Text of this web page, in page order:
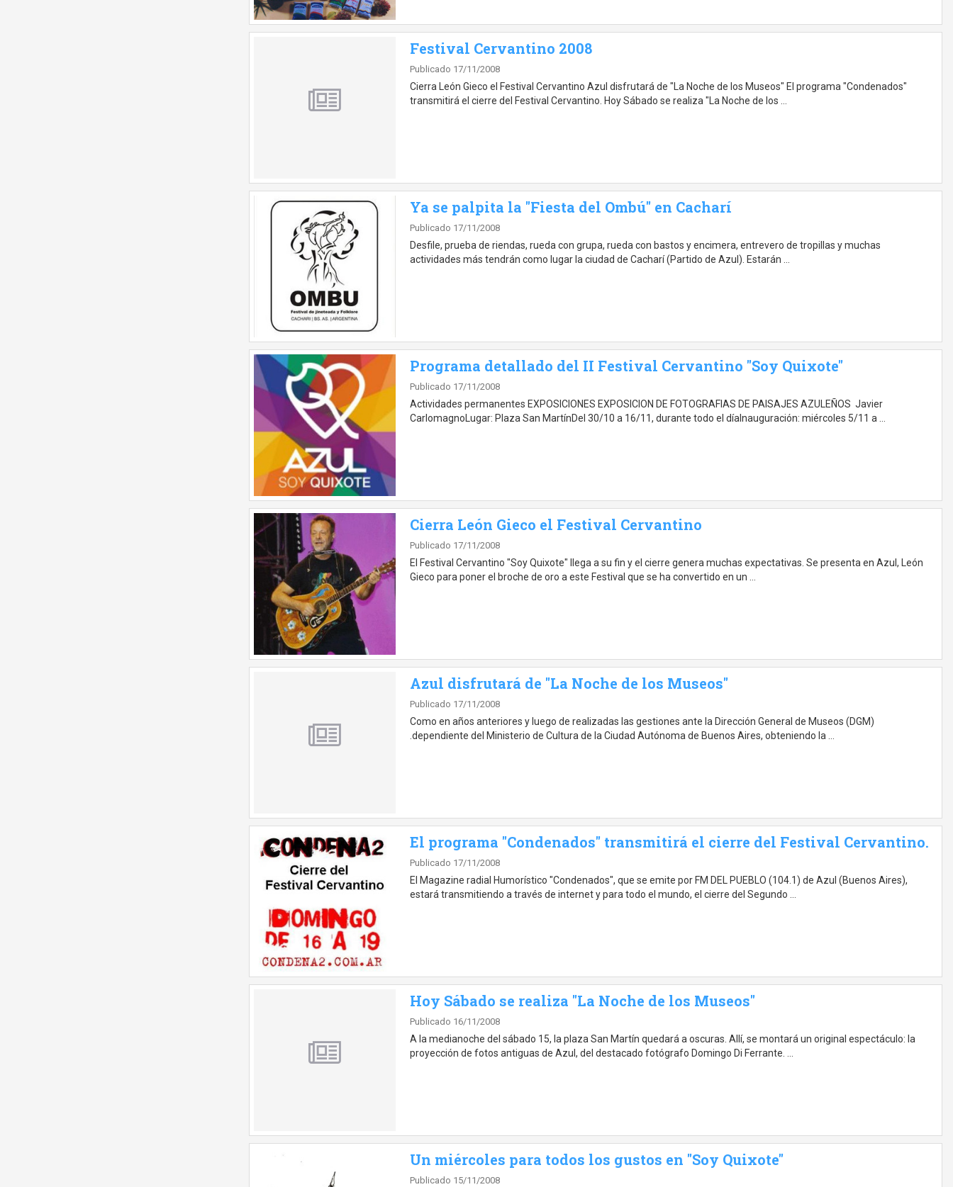
Festival Cervantino 2008
Publicado 17/11/2008
Cierra León Gieco el Festival Cervantino Azul disfrutará de "La Noche de los Museos" El programa "Condenados"
transmitirá el cierre del Festival Cervantino. Hoy Sábado se realiza "La Noche de los …
Ya se palpita la "Fiesta del Ombú" en Cacharí
Publicado 17/11/2008
Desfile, prueba de riendas, rueda con grupa, rueda con bastos y encimera, entrevero de tropillas y muchas
actividades más tendrán como lugar la ciudad de Cacharí (Partido de Azul). Estarán …
Programa detallado del II Festival Cervantino "Soy Quixote"
Publicado 17/11/2008
Actividades permanentes EXPOSICIONES EXPOSICION DE FOTOGRAFIAS DE PAISAJES AZULEÑOS Javier
CarlomagnoLugar: Plaza San MartínDel 30/10 a 16/11, durante todo el díaInauguración: miércoles 5/11 a …
Cierra León Gieco el Festival Cervantino
Publicado 17/11/2008
El Festival Cervantino "Soy Quixote" llega a su fin y el cierre genera muchas expectativas. Se presenta en Azul, León
Gieco para poner el broche de oro a este Festival que se ha convertido en un …
Azul disfrutará de "La Noche de los Museos"
Publicado 17/11/2008
Como en años anteriores y luego de realizadas las gestiones ante la Dirección General de Museos (DGM)
.dependiente del Ministerio de Cultura de la Ciudad Autónoma de Buenos Aires, obteniendo la …
El programa "Condenados" transmitirá el cierre del Festival Cervantino.
Publicado 17/11/2008
El Magazine radial Humorístico "Condenados", que se emite por FM DEL PUEBLO (104.1) de Azul (Buenos Aires),
estará transmitiendo a través de internet y para todo el mundo, el cierre del Segundo …
Hoy Sábado se realiza "La Noche de los Museos"
Publicado 16/11/2008
A la medianoche del sábado 15, la plaza San Martín quedará a oscuras. Allí, se montará un original espectáculo: la
proyección de fotos antiguas de Azul, del destacado fotógrafo Domingo Di Ferrante. …
Un miércoles para todos los gustos en "Soy Quixote"
Publicado 15/11/2008